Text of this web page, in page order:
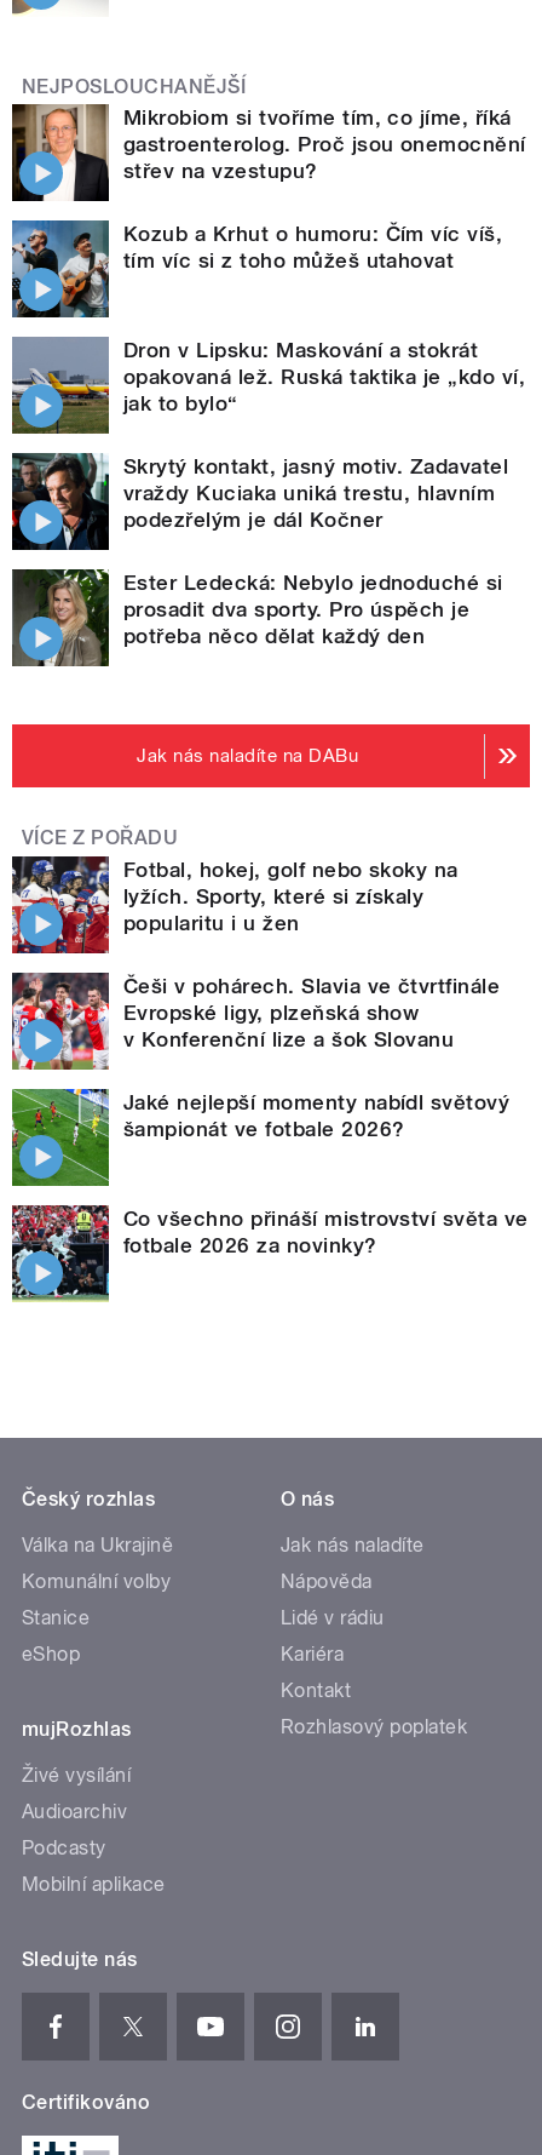
NEJPOSLOUCHANĚJŠÍ
Mikrobiom si tvoříme tím, co jíme, říká
gastroenterolog. Proč jsou onemocnění
střev na vzestupu?
Kozub a Krhut o humoru: Čím víc víš,
tím víc si z toho můžeš utahovat
Dron v Lipsku: Maskování a stokrát
opakovaná lež. Ruská taktika je „kdo ví,
jak to bylo“
Skrytý kontakt, jasný motiv. Zadavatel
vraždy Kuciaka uniká trestu, hlavním
podezřelým je dál Kočner
Ester Ledecká: Nebylo jednoduché si
prosadit dva sporty. Pro úspěch je
potřeba něco dělat každý den
Jak nás naladíte na DABu
VÍCE Z POŘADU
Fotbal, hokej, golf nebo skoky na
lyžích. Sporty, které si získaly
popularitu i u žen
Češi v pohárech. Slavia ve čtvrtfinále
Evropské ligy, plzeňská show
v Konferenční lize a šok Slovanu
Jaké nejlepší momenty nabídl světový
šampionát ve fotbale 2026?
Co všechno přináší mistrovství světa ve
fotbale 2026 za novinky?
Český rozhlas
Válka na Ukrajině
Komunální volby
Stanice
eShop
mujRozhlas
Živé vysílání
Audioarchiv
Podcasty
Mobilní aplikace
O nás
Jak nás naladíte
Nápověda
Lidé v rádiu
Kariéra
Kontakt
Rozhlasový poplatek
Sledujte nás
Certifikováno